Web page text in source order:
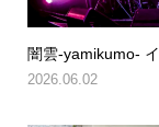
闇雲-yamikumo-
2026.06.02